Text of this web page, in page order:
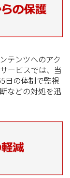
テンツへのアク
ービスでは、当
日の体制で監視
などの対処を迅